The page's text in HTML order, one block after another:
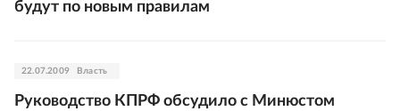
будут по новым правилам
22.07.2009 Власть
Руководство КПРФ обсудило с Минюстом